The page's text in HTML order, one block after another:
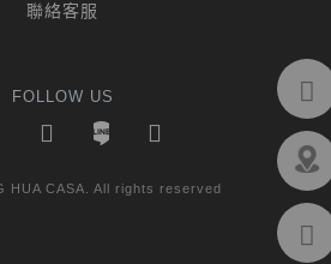
聯絡客服
FOLLOW US
HUA CASA. All rights reserved